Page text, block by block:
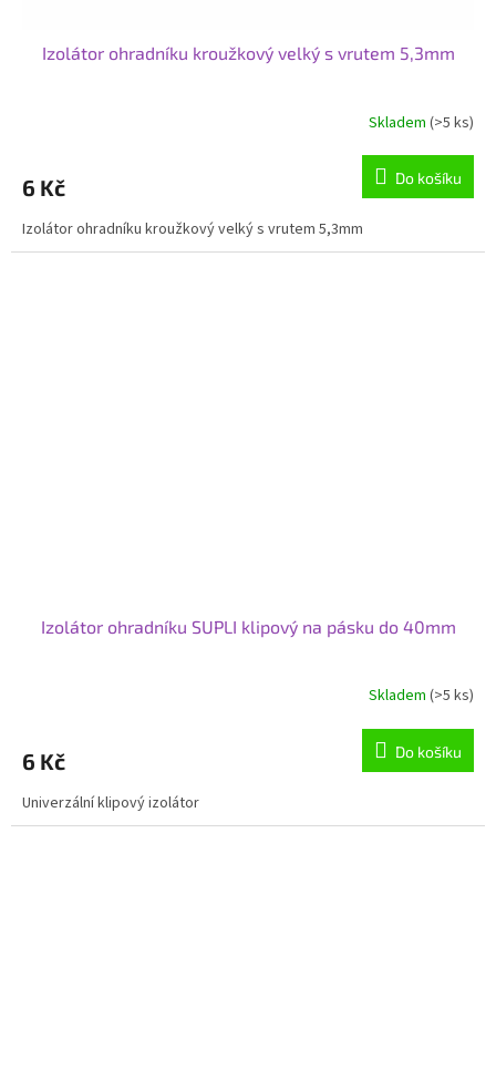
Izolátor ohradníku kroužkový velký s vrutem 5,3mm
Skladem (>5 ks)
6 Kč Do košíku
Izolátor ohradníku kroužkový velký s vrutem 5,3mm
Izolátor ohradníku SUPLI klipový na pásku do 40mm
Skladem (>5 ks)
6 Kč Do košíku
Univerzální klipový izolátor